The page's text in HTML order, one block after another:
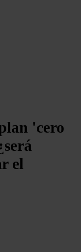
'cero
el